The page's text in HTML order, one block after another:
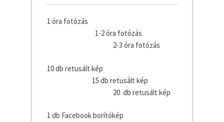
1 óra fotózás
1-2 óra fotózás
2-3 óra fotózás
10 db retusált kép
15 db retusált kép
20 db retusált kép
1 db Facebook borítókép